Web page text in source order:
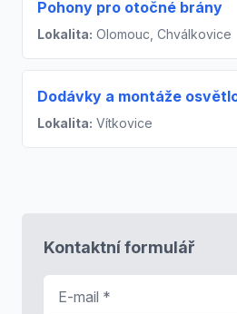
Pohony pro otočné brány
Lokalita: Olomouc, Chválkovice
Dodávky a montáže
Lokalita: Vítkovice
Kontaktní formulář